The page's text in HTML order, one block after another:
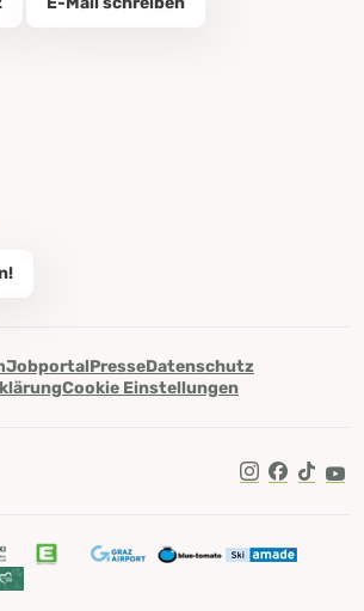
JobportalPresseDatenschutz
Cookie Einstellungen
TikTok